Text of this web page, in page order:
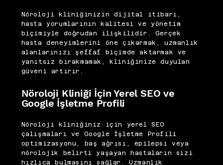
Nöroloji kliniğinizin dijital itibarı,
hasta yorumlarının kalitesi ve yönetim
biçimiyle doğrudan ilişkilidir. Gerçek
hasta deneyimlerini öne çıkarmak, uzmanlık
alanlarınızı şeffaf biçimde aktarmak ve
yanıtsız bırakmamak, kliniğinize duyulan
güveni artırır.
Nöroloji Kliniği İçin Yerel SEO ve
Google İşletme Profili
Nöroloji kliniğiniz için yerel SEO
çalışmaları ve Google İşletme Profili
optimizasyonu, baş ağrısı, epilepsi veya
nörolojik belirti yaşayan hastaların sizi
hızlıca bulmasını sağlar. Uzmanlık